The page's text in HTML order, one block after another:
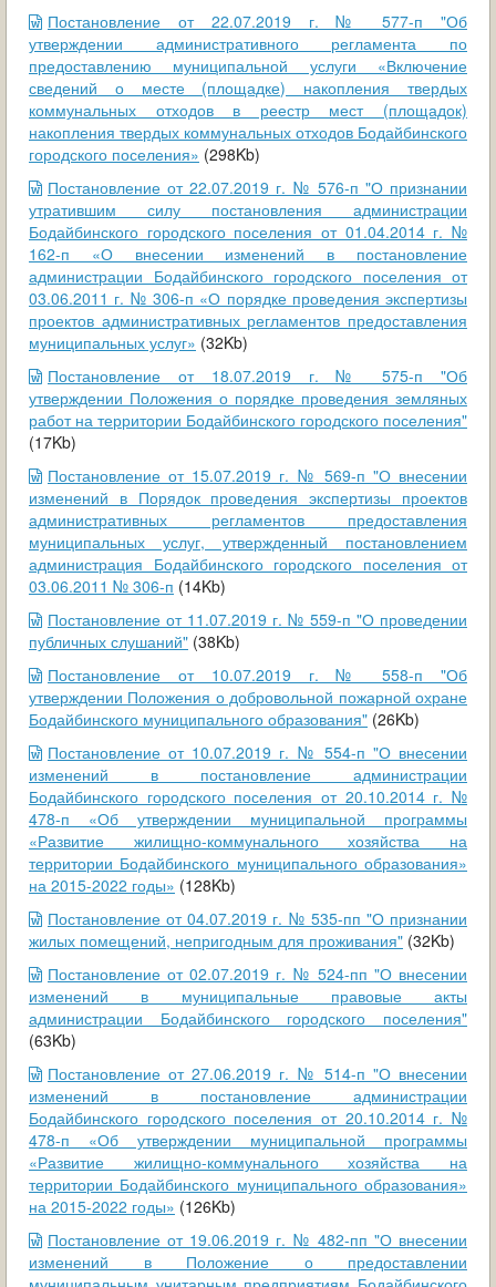
Постановление от 22.07.2019 г. № 577-п "Об
утверждении административного регламента по
предоставлению муниципальной услуги «Включение
сведений о месте (площадке) накопления твердых
коммунальных отходов в реестр мест (площадок)
накопления твердых коммунальных отходов Бодайбинского
городского поселения» (298Kb)
Постановление от 22.07.2019 г. № 576-п "О признании
утратившим силу постановления администрации
Бодайбинского городского поселения от 01.04.2014 г. №
162-п «О внесении изменений в постановление
администрации Бодайбинского городского поселения от
03.06.2011 г. № 306-п «О порядке проведения экспертизы
проектов административных регламентов предоставления
муниципальных услуг» (32Kb)
Постановление от 18.07.2019 г. № 575-п "Об
утверждении Положения о порядке проведения земляных
работ на территории Бодайбинского городского поселения"
(17Kb)
Постановление от 15.07.2019 г. № 569-п "О внесении
изменений в Порядок проведения экспертизы проектов
административных регламентов предоставления
муниципальных услуг, утвержденный постановлением
администрация Бодайбинского городского поселения от
03.06.2011 № 306-п (14Kb)
Постановление от 11.07.2019 г. № 559-п "О проведении
публичных слушаний" (38Kb)
Постановление от 10.07.2019 г. № 558-п "Об
утверждении Положения о добровольной пожарной охране
Бодайбинского муниципального образования" (26Kb)
Постановление от 10.07.2019 г. № 554-п "О внесении
изменений в постановление администрации
Бодайбинского городского поселения от 20.10.2014 г. №
478-п «Об утверждении муниципальной программы
«Развитие жилищно-коммунального хозяйства на
территории Бодайбинского муниципального образования»
на 2015-2022 годы» (128Kb)
Постановление от 04.07.2019 г. № 535-пп "О признании
жилых помещений, непригодным для проживания" (32Kb)
Постановление от 02.07.2019 г. № 524-пп "О внесении
изменений в муниципальные правовые акты
администрации Бодайбинского городского поселения"
(63Kb)
Постановление от 27.06.2019 г. № 514-п "О внесении
изменений в постановление администрации
Бодайбинского городского поселения от 20.10.2014 г. №
478-п «Об утверждении муниципальной программы
«Развитие жилищно-коммунального хозяйства на
территории Бодайбинского муниципального образования»
на 2015-2022 годы» (126Kb)
Постановление от 19.06.2019 г. № 482-пп "О внесении
изменений в Положение о предоставлении